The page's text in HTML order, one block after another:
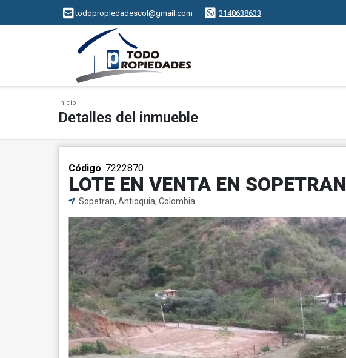
todopropiedadescol@gmail.com 3148638633
Inicio
Detalles del inmueble
Código. 7222870
LOTE EN VENTA EN SOPETRAN
Sopetran, Antioquia, Colombia